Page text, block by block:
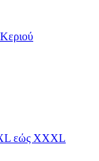
εώς XXXL